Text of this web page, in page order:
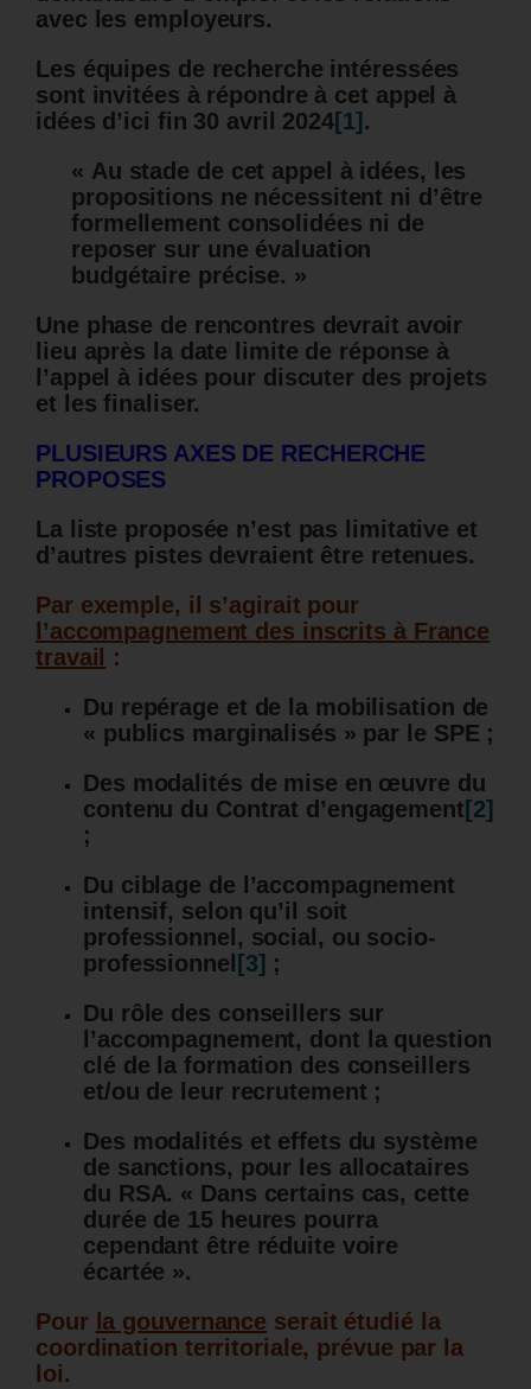
avec les employeurs.
Les équipes de recherche intéressées
sont invitées à répondre à cet appel à
idées d’ici fin 30 avril 2024[1] .
« Au stade de cet appel à idées, les
propositions ne nécessitent ni d’être
formellement consolidées ni de
reposer sur une évaluation
budgétaire précise. »
Une phase de rencontres devrait avoir
lieu après la date limite de réponse à
l’appel à idées pour discuter des projets
et les finaliser.
PLUSIEURS AXES DE RECHERCHE
PROPOSES
La liste proposée n’est pas limitative et
d’autres pistes devraient être retenues.
Par exemple, il s’agirait pour
l’accompagnement des inscrits à France
travail
:
Du repérage et de la mobilisation de
« publics marginalisés » par le SPE ;
Des modalités de mise en œuvre du
contenu du Contrat d’engagement [2]
;
Du ciblage de l’accompagnement
intensif, selon qu’il soit
professionnel, social, ou socio-
professionnel [3] ;
Du rôle des conseillers sur
l’accompagnement, dont la question
clé de la formation des conseillers
et/ou de leur recrutement ;
Des modalités et effets du système
de sanctions, pour les allocataires
du RSA. « Dans certains cas, cette
durée de 15 heures pourra
cependant être réduite voire
écartée ».
Pour la gouvernance serait étudié la
coordination territoriale, prévue par la
loi.